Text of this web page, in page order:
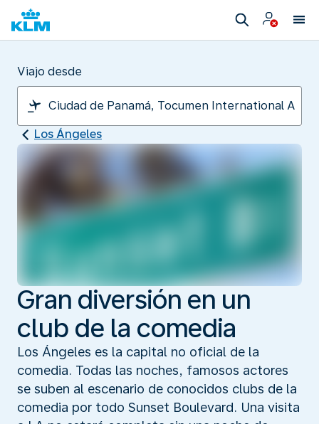
Viajo desde
Los Ángeles
Gran diversión en un
club de la comedia
Los Ángeles es la capital no oficial de la
comedia. Todas las noches, famosos actores
se suben al escenario de conocidos clubs de la
comedia por todo Sunset Boulevard. Una visita